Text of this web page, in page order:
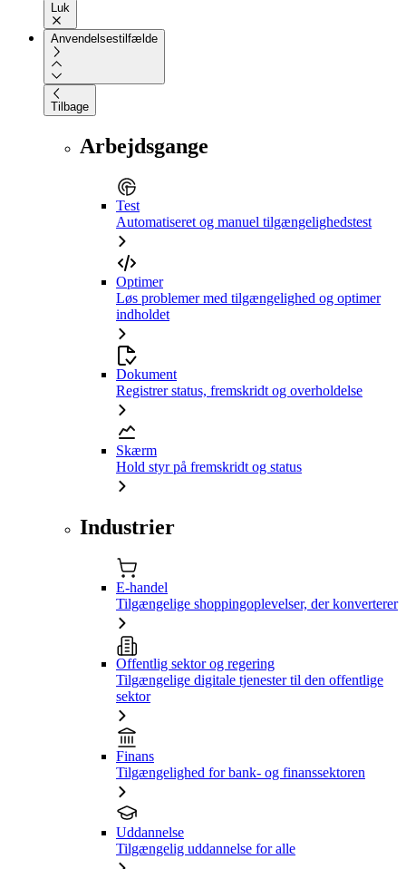
Luk
Anvendelsestilfælde
Tilbage
Arbejdsgange
Test
Automatiseret og manuel tilgængelighedstest
Optimer
Løs problemer med tilgængelighed og optimer
indholdet
Dokument
Registrer status, fremskridt og overholdelse
Skærm
Hold styr på fremskridt og status
Industrier
E-handel
Tilgængelige shoppingoplevelser, der konverterer
Offentlig sektor og regering
Tilgængelige digitale tjenester til den offentlige
sektor
Finans
Tilgængelighed for bank- og finanssektoren
Uddannelse
Tilgængelig uddannelse for alle